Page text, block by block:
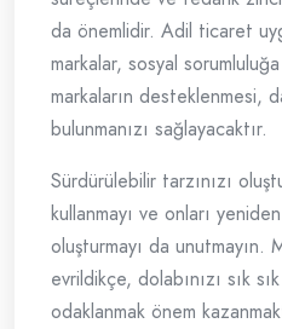
da önemlidir. Adil ticaret
markalar, sosyal
markaların desteklenmesi,
bulunmanızı sağlayacaktır.
Sürdürülebilir tarzınızı
kullanmayı ve onları
oluşturmayı da
evrildikçe, dolabınızı sık
odaklanmak önem